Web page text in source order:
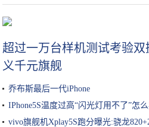
超过一万台样机测试考验
义千元旗舰
乔布斯最后一代iPhone
IPhone5S温度过高“闪光灯用不了”怎
vivo旗舰机Xplay5S跑分曝光:骁龙